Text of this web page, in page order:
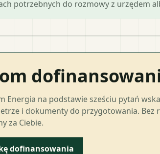
potrzebnych do rozmowy z urzędem
Energia na podstawie sześciu pytań
i dokumenty do przygotowania.
za Ciebie.
dofinansowania